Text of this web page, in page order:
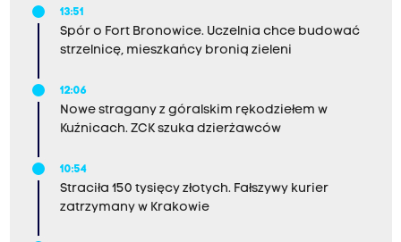
13:51
Spór o Fort Bronowice. Uczelnia chce budować
strzelnicę, mieszkańcy bronią zieleni
12:06
Nowe stragany z góralskim rękodziełem w
Kuźnicach. ZCK szuka dzierżawców
10:54
Straciła 150 tysięcy złotych. Fałszywy kurier
zatrzymany w Krakowie